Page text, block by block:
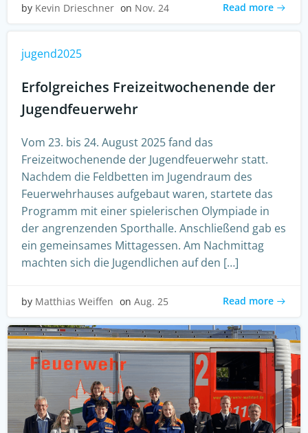
by Kevin Drieschner on Nov. 24 Read more
jugend2025
Erfolgreiches Freizeitwochenende der
Jugendfeuerwehr
Vom 23. bis 24. August 2025 fand das
Freizeitwochenende der Jugendfeuerwehr statt.
Nachdem die Feldbetten im Jugendraum des
Feuerwehrhauses aufgebaut waren, startete das
Programm mit einer spielerischen Olympiade in
der angrenzenden Sporthalle. Anschließend gab es
ein gemeinsames Mittagessen. Am Nachmittag
machten sich die Jugendlichen auf den […]
by Matthias Weiffen on Aug. 25 Read more